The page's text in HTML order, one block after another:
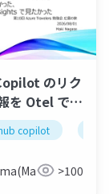
のリク
を Otel で観
た、
Insights
copilot
>100